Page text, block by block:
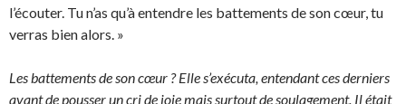
l’écouter. Tu n’as qu’à entendre les battements de son cœur, tu
verras bien alors. »
Les battements de son cœur ? Elle s’exécuta, entendant ces derniers
avant de pousser un cri de joie mais surtout de soulagement. Il était